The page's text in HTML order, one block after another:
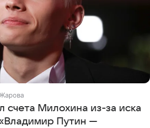
счета Милохина из-за иска
Путин —